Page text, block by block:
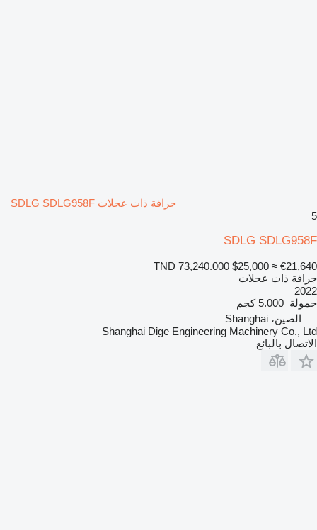
جرافة ذات عجلات SDLG SDLG958F
5
SDLG SDLG958F
TND 73,240.000 $25,000 ≈ €21,640
جرافة ذات عجلات
2022
حمولة 5.000 كجم
الصين، Shanghai
Shanghai Dige Engineering Machinery Co., Ltd
الاتصال بالبائع